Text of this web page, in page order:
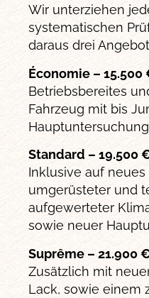
Wir unterziehen
systematischen
daraus drei
Économie – 15.500
Betriebsbereites
Fahrzeug mit bis
Standard – 19.500
Inklusive auf
umgerüsteter und
aufgewerteter
sowie neuer
Suprême – 21.900
Zusätzlich mit
Lack, sowie einem